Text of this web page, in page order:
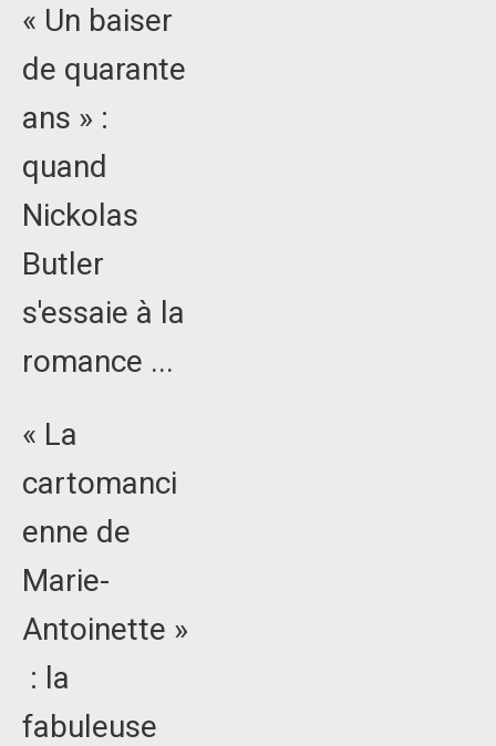
« Un baiser
de quarante
ans » :
quand
Nickolas
Butler
s'essaie à la
romance ...
« La
cartomanci
enne de
Marie-
Antoinette »
: la
fabuleuse